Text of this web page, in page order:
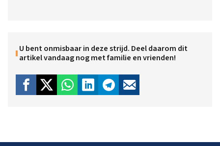
U bent onmisbaar in deze strijd. Deel daarom dit
artikel vandaag nog met familie en vrienden!